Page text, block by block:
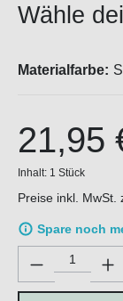
Wähle
Materialfarbe:
21,95
Inhalt: 1 Stück
Preise inkl. MwSt.
Spare noch
Produkt